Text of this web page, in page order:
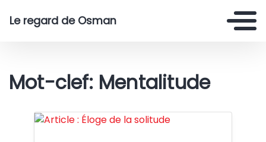
Le regard de Osman
Mot-clef: Mentalitude
Crédit: